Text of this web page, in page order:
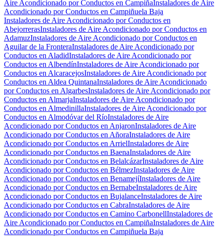
Aire Acondicionado por Conductos en CampiñaInstaladores de Aire
Acondicionado por Conductos en Campiñuela Baja
Instaladores de Aire Acondicionado por Conductos en
AbejorrerasInstaladores de Aire Acondicionado por Conductos en
AdamuzInstaladores de Aire Acondicionado por Conductos en
Aguilar de la FronteraInstaladores de Aire Acondicionado por
Conductos en AladidInstaladores de Aire Acondicionado por
Conductos en AlbendínInstaladores de Aire Acondicionado por
Conductos en AlcaracejosInstaladores de Aire Acondicionado por
Conductos en Aldea QuintanaInstaladores de Aire Acondicionado
por Conductos en AlgarbesInstaladores de Aire Acondicionado por
Conductos en AlmarjaInstaladores de Aire Acondicionado por
Conductos en AlmedinillaInstaladores de Aire Acondicionado por
Conductos en Almodóvar del RíoInstaladores de Aire
Acondicionado por Conductos en AnjaronInstaladores de Aire
Acondicionado por Conductos en AñoraInstaladores de Aire
Acondicionado por Conductos en ArrielInstaladores de Aire
Acondicionado por Conductos en BaenaInstaladores de Aire
Acondicionado por Conductos en BelalcázarInstaladores de Aire
Acondicionado por Conductos en BélmezInstaladores de Aire
Acondicionado por Conductos en BenamejíInstaladores de Aire
Acondicionado por Conductos en BernabeInstaladores de Aire
Acondicionado por Conductos en BujalanceInstaladores de Aire
Acondicionado por Conductos en CabraInstaladores de Aire
Acondicionado por Conductos en Camino CarbonellInstaladores de
Aire Acondicionado por Conductos en CampiñaInstaladores de Aire
Acondicionado por Conductos en Campiñuela Baja